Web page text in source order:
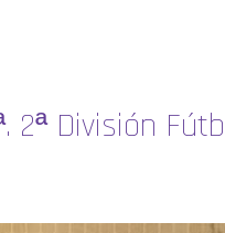
2ª División